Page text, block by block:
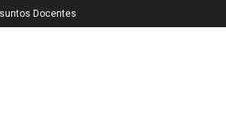
Docentes